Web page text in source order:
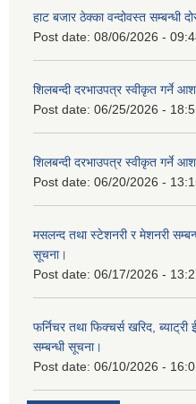
हाट बजार ठेक्का वन्दोवस्त सम्बन्धी
Post date: 08/06/2026 -
शिलबन्दी दरभाउपत्र स्वीकृत गर्ने
Post date: 06/25/2026 -
शिलबन्दी दरभाउपत्र स्वीकृत गर्ने
Post date: 06/20/2026 -
मसलन्द तथा स्टेशनरी र मेशनरी
सूचना।
Post date: 06/17/2026 -
फर्निचर तथा फिक्चर्स खरिद,
सम्बन्धी सूचना।
Post date: 06/10/2026 -